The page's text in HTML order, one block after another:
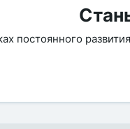
постоянного